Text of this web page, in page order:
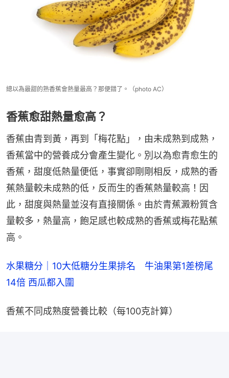
總以為最甜的熟香蕉會熱量最高？那便錯了。（photo AC）
香蕉愈甜熱量愈高？
香蕉由青到黃，再到「梅花點」，由未成熟到成熟，
香蕉當中的營養成分會產生變化。別以為愈青愈生的
香蕉，甜度低熱量便低，事實卻剛剛相反，成熟的香
蕉熱量較未成熟的低，反而生的香蕉熱量較高！因
此，甜度與熱量並沒有直接關係。由於青蕉澱粉質含
量較多，熱量高，飽足感也較成熟的香蕉或梅花點蕉
高。
水果糖分｜10大低糖分生果排名　牛油果第1差榜尾
14倍 西瓜都入圍
香蕉不同成熟度營養比較（每100克計算）